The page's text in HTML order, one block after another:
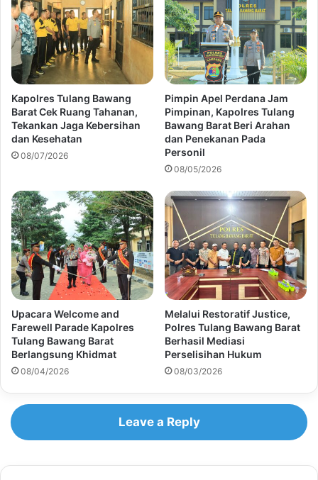
Kapolres Tulang Bawang
Barat Cek Ruang Tahanan,
Tekankan Jaga Kebersihan
dan Kesehatan
08/07/2026
Pimpin Apel Perdana Jam
Pimpinan, Kapolres Tulang
Bawang Barat Beri Arahan
dan Penekanan Pada
Personil
08/05/2026
Upacara Welcome and
Farewell Parade Kapolres
Tulang Bawang Barat
Berlangsung Khidmat
08/04/2026
Melalui Restoratif Justice,
Polres Tulang Bawang Barat
Berhasil Mediasi
Perselisihan Hukum
08/03/2026
Leave a Reply